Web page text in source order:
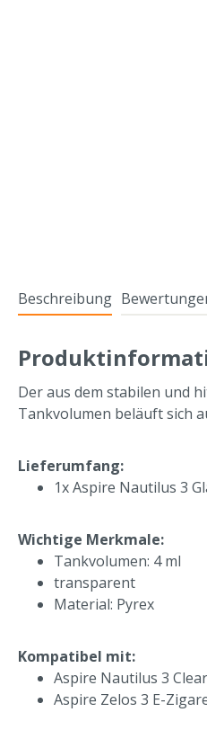
Beschreibung
Der aus dem stabilen und
Tankvolumen beläuft sich
Lieferumfang:
1x Aspire Nautilus 3
Wichtige Merkmale:
Tankvolumen: 4 ml
transparent
Material: Pyrex
Kompatibel mit:
Aspire Nautilus 3
Aspire Zelos 3 E-